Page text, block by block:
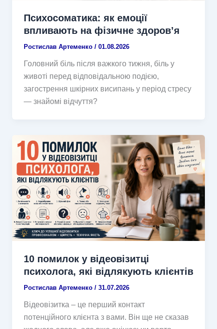
Психосоматика: як емоції
впливають на фізичне здоров’я
Ростислав Артеменко / 01.08.2026
Головний біль після важкого тижня, біль у
животі перед відповідальною подією,
загострення шкірних висипань у період стресу
— знайомі відчуття?
10 помилок у відеовізитці
психолога, які відлякують клієнтів
Ростислав Артеменко / 31.07.2026
Відеовізитка – це перший контакт
потенційного клієнта з вами. Він ще не сказав